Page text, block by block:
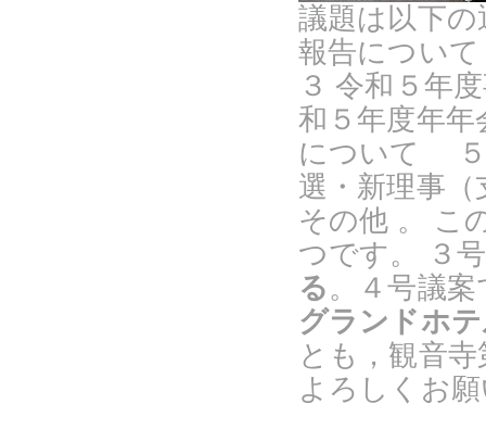
議題は以下
報告につい
３ 令和５年
和５年度年
について ５
選・新理事
その他 。 こ
つです。 ３
る 。４号議案
グランドホ
とも，観音
よろしくお